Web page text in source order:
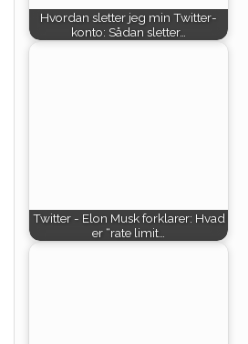
Hvordan sletter jeg min Twitter-
konto: Sådan sletter…
Twitter - Elon Musk forklarer: Hvad
er “rate limit…